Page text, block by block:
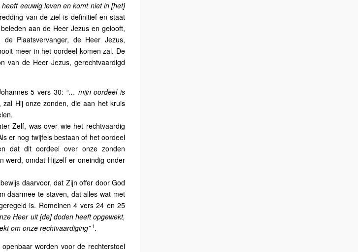
eeuwig leven en komt niet in [het]
van de ziel is definitief en staat
aan de Heer Jezus en gelooft,
Plaatsvervanger, de Heer Jezus,
meer in het oordeel komen zal. De
van de Heer Jezus, gerechtvaardigd
5 vers 30: “… mijn oordeel is
Hij onze zonden, die aan het kruis
Zelf, was over wie het rechtvaardig
er nog twijfels bestaan of het oordeel
dat dit oordeel over onze zonden
werd, omdat Hijzelf er oneindig onder
daarvoor, dat Zijn offer door God
daarmee te staven, dat alles wat met
is. Romeinen 4 vers 24 en 25
Heer uit [de] doden heeft opgewekt,
om onze rechtvaardiging” 1.
worden voor de rechterstoel